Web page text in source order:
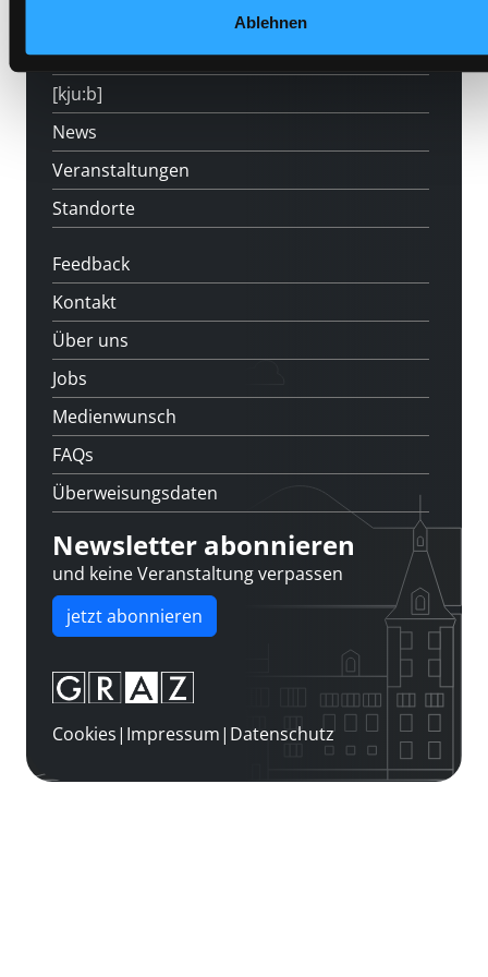
Ablehnen
LABUKA
[kju:b]
News
Veranstaltungen
Standorte
Feedback
Kontakt
Über uns
Jobs
Medienwunsch
FAQs
Überweisungsdaten
Newsletter abonnieren
und keine Veranstaltung verpassen
jetzt abonnieren
Cookies| Impressum| Datenschutz